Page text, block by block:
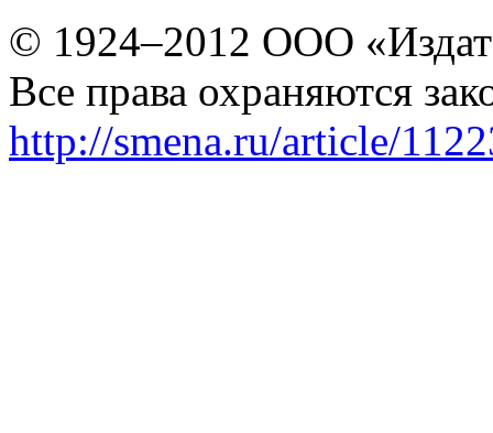
© 1924–2012 ООО
Все права охраняются
http://smena.ru/article/